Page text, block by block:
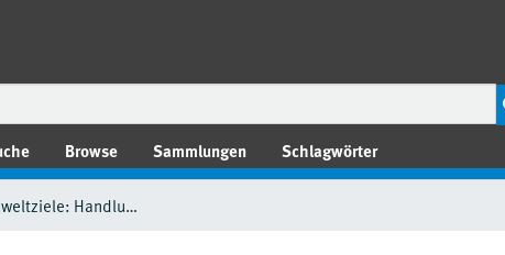
Browse Sammlungen Schlagwörter
Urbane Umweltziele: Handlungsfelder, Zielgrößen und Maßnahmenvorschläge für einen umfassenden urbanen Umweltschutz